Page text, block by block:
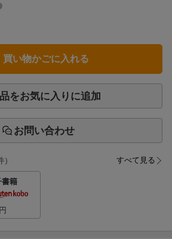
買い物かごに入れる
をお気に入りに追加
お問い合わせ
） すべて見る
書籍
円